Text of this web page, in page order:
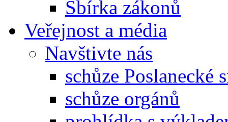
Sbírka zákonů
Veřejnost a média
Navštivte nás
schůze Poslanecké
schůze orgánů